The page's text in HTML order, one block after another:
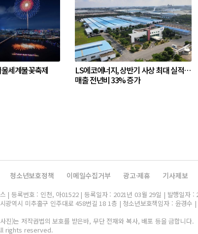
세계불꽃축제
LS에코에너지, 상반기 사상 최대 실적…
매출 전년비 33% 증가
청소년보호정책 이메일수집거부 광고·제휴 기사제보
| 등록번호 : 인천, 아01522 | 등록일자 : 2021년 03월 29일 | 발행일자 :
광역시 미추홀구 인주대로 458번길 18 1층 | 청소년보호책임자 : 윤경수
진)는 저작권법의 보호를 받은바, 무단 전재와 복사, 배포 등을 금합니다.
rights reserved.